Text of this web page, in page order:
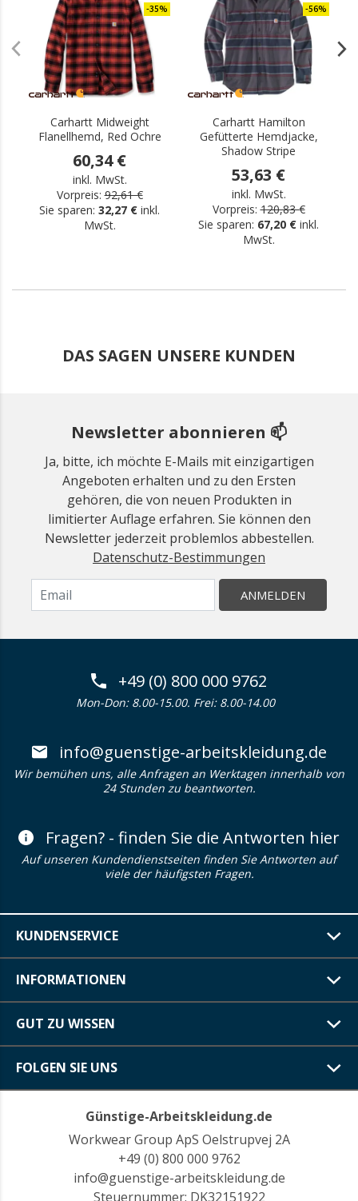
-35%
Carhartt Midweight
Flanellhemd, Red Ochre
60,34 €
inkl. MwSt.
Vorpreis: 92,61 €
Sie sparen: 32,27 € inkl.
MwSt.
-56%
Carhartt Hamilton
Gefütterte Hemdjacke,
Shadow Stripe
53,63 €
inkl. MwSt.
Vorpreis: 120,83 €
Sie sparen: 67,20 € inkl.
MwSt.
DAS SAGEN UNSERE KUNDEN
Newsletter abonnieren 📫
Ja, bitte, ich möchte E-Mails mit einzigartigen
Angeboten erhalten und zu den Ersten
gehören, die von neuen Produkten in
limitierter Auflage erfahren. Sie können den
Newsletter jederzeit problemlos abbestellen.
Datenschutz-Bestimmungen
ANMELDEN
+49 (0) 800 000 9762
Mon-Don: 8.00-15.00. Frei: 8.00-14.00
info@guenstige-arbeitskleidung.de
Wir bemühen uns, alle Anfragen an Werktagen innerhalb von
24 Stunden zu beantworten.
Fragen? - finden Sie die Antworten hier
Auf unseren Kundendienstseiten finden Sie Antworten auf
viele der häufigsten Fragen.
KUNDENSERVICE
INFORMATIONEN
GUT ZU WISSEN
FOLGEN SIE UNS
Günstige-Arbeitskleidung.de
Workwear Group ApS Oelstrupvej 2A
+49 (0) 800 000 9762
info@guenstige-arbeitskleidung.de
Steuernummer: DK32151922